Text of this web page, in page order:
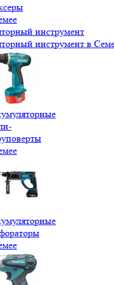
инструмент
инструмент в